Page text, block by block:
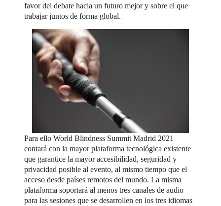
favor del debate hacia un futuro mejor y sobre el que
trabajar juntos de forma global.
Para ello World Blindness Summit Madrid 2021
contará con la mayor plataforma tecnológica existente
que garantice la mayor accesibilidad, seguridad y
privacidad posible al evento, al mismo tiempo que el
acceso desde países remotos del mundo. La misma
plataforma soportará al menos tres canales de audio
para las sesiones que se desarrollen en los tres idiomas